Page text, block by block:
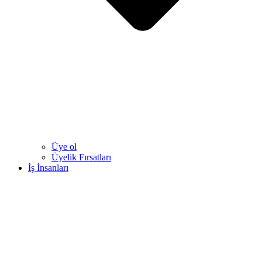
Üye ol
Üyelik Fırsatları
İş İnsanları